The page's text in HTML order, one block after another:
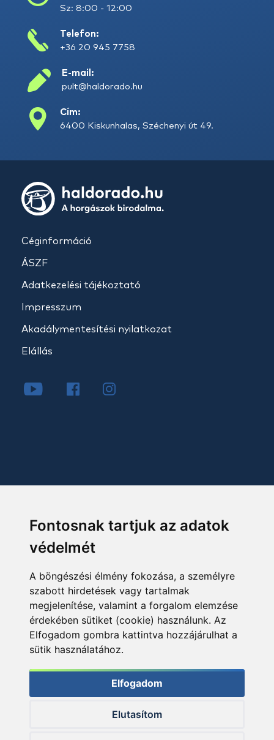
Fontosnak tartjuk az adatok
védelmét
A böngészési élmény fokozása, a személyre
szabott hirdetések vagy tartalmak
megjelenítése, valamint a forgalom elemzése
érdekében sütiket (cookie) használunk. Az
Elfogadom gombra kattintva hozzájárulhat a
sütik használatához.
Elfogadom
Elutasítom
Sz: 8:00 - 12:00
Telefon:
+36 20 945 7758
E-mail:
pult@haldorado.hu
Cím:
6400 Kiskunhalas, Széchenyi út 49.
Céginformáció
ÁSZF
Adatkezelési tájékoztató
Impresszum
Akadálymentesítési nyilatkozat
Elállás